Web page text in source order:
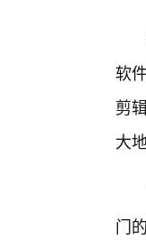
软
剪
大
门